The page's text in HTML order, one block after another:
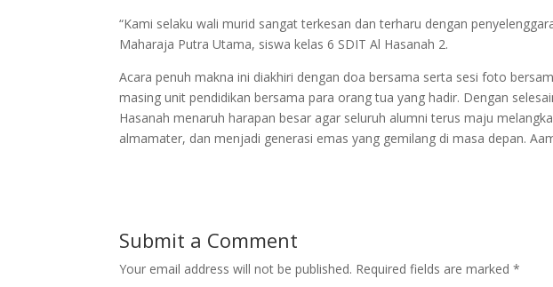
“Kami selaku wali murid sangat terkesan dan terharu dengan
Maharaja Putra Utama, siswa kelas 6 SDIT Al Hasanah 2.
Acara penuh makna ini diakhiri dengan doa bersama serta sesi foto
masing unit pendidikan bersama para orang tua yang hadir. Dengan
Hasanah menaruh harapan besar agar seluruh alumni terus maju
almamater, dan menjadi generasi emas yang gemilang di masa depan.
Submit a Comment
Your email address will not be published. Required fields are marked*